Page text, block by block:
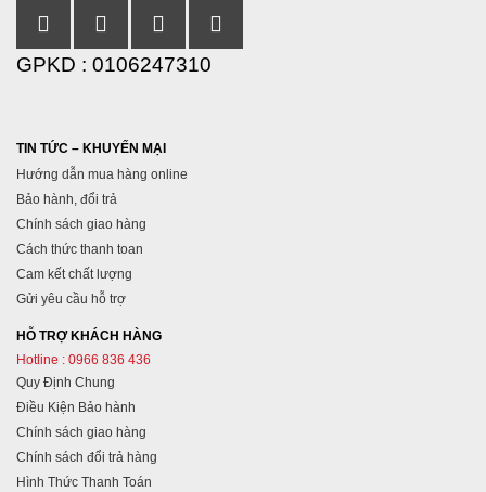
GPKD : 0106247310
TIN TỨC – KHUYẾN MẠI
Hướng dẫn mua hàng online
Bảo hành, đổi trả
Chính sách giao hàng
Cách thức thanh toan
Cam kết chất lượng
Gửi yêu cầu hỗ trợ
HỖ TRỢ KHÁCH HÀNG
Hotline : 0966 836 436
Quy Định Chung
Điều Kiện Bảo hành
Chính sách giao hàng
Chính sách đổi trả hàng
Hình Thức Thanh Toán